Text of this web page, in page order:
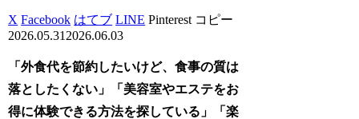
X Facebook はてブ LINE Pinterest コピー
2026.05.31 2026.06.03
「外食代を節約したいけど、食事の質は
落としたくない」「美容室やエステをお
得に体験できる方法を探している」「楽